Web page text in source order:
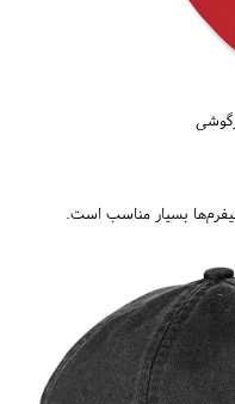
بسیار مناسب است.